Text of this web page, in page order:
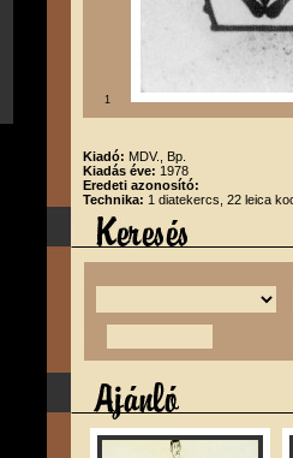
1
Kiadó: MDV., Bp.
Kiadás éve: 1978
Eredeti azonosító:
Technika: 1 diatekercs, 22 leica